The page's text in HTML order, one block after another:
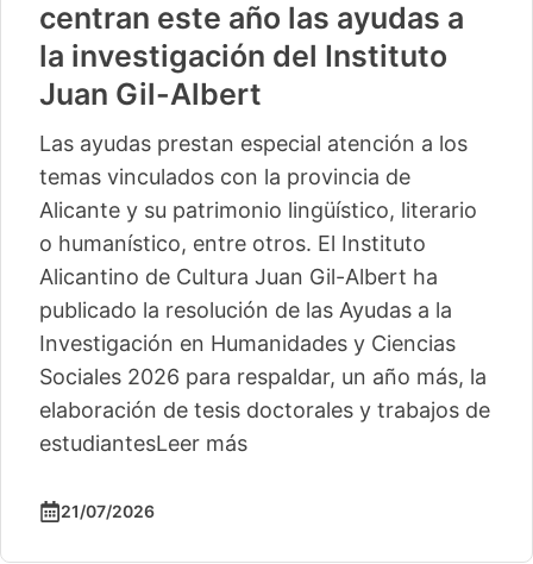
centran este año las ayudas a
la investigación del Instituto
Juan Gil-Albert
Las ayudas prestan especial atención a los
temas vinculados con la provincia de
Alicante y su patrimonio lingüístico, literario
o humanístico, entre otros. El Instituto
Alicantino de Cultura Juan Gil-Albert ha
publicado la resolución de las Ayudas a la
Investigación en Humanidades y Ciencias
Sociales 2026 para respaldar, un año más, la
elaboración de tesis doctorales y trabajos de
estudiantesLeer más
21/07/2026